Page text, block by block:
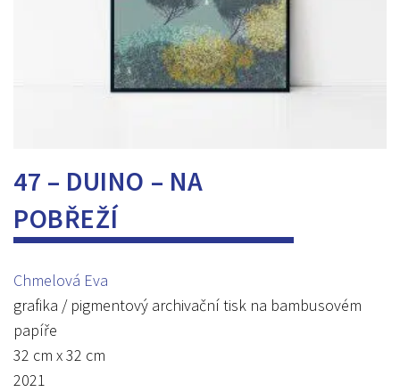
47 – DUINO – NA
POBŘEŽÍ
Chmelová Eva
grafika / pigmentový archivační tisk na bambusovém
papíře
32 cm x 32 cm
2021